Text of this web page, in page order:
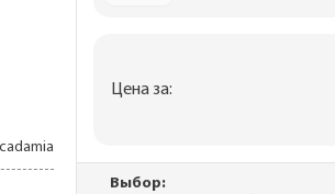
Цена за:
Выбор: